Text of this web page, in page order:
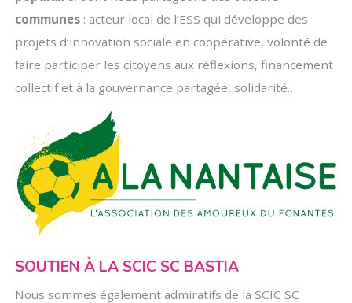
communes : acteur local de l’ESS qui développe des
projets d’innovation sociale en coopérative, volonté de
faire participer les citoyens aux réflexions, financement
collectif et à la gouvernance partagée, solidarité…
SOUTIEN À LA SCIC SC BASTIA
Nous sommes également admiratifs de la SCIC SC